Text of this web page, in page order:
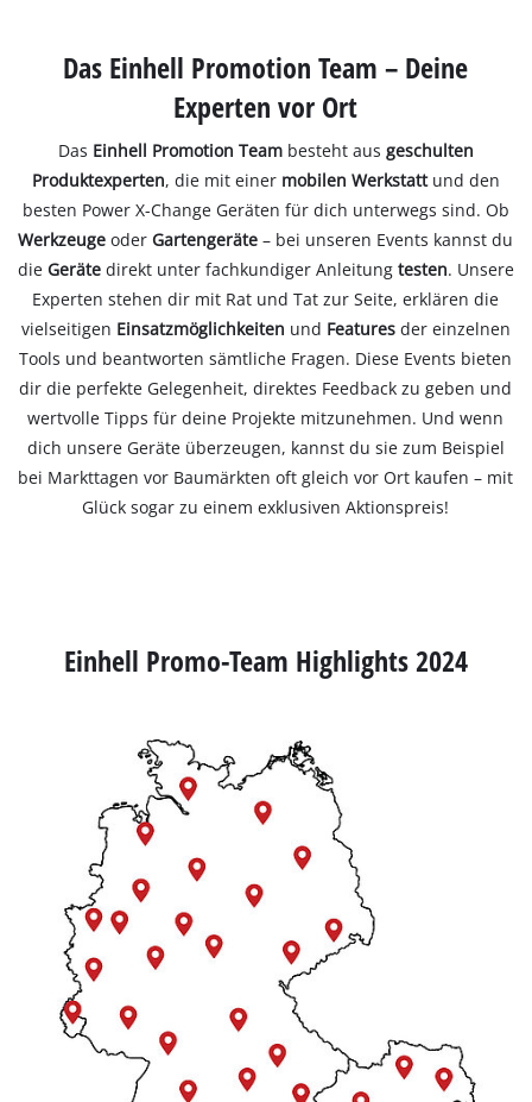
Das Einhell Promotion Team – Deine
Experten vor Ort
Das Einhell Promotion Teambesteht aus geschulten
Produktexperten, die mit einer mobilen Werkstattund den
besten Power X-Change Geräten für dich unterwegs sind. Ob
WerkzeugeoderGartengeräte– bei unseren Events kannst du
die Geräte direkt unter fachkundiger Anleitung testen. Unsere
Experten stehen dir mit Rat und Tat zur Seite, erklären die
vielseitigen Einsatzmöglichkeiten und Features der einzelnen
Tools und beantworten sämtliche Fragen. Diese Events bieten
dir die perfekte Gelegenheit, direktes Feedback zu geben und
wertvolle Tipps für deine Projekte mitzunehmen. Und wenn
dich unsere Geräte überzeugen, kannst du sie zum Beispiel
bei Markttagen vor Baumärkten oft gleich vor Ort kaufen – mit
Glück sogar zu einem exklusiven Aktionspreis!
Einhell Promo-Team Highlights 2024